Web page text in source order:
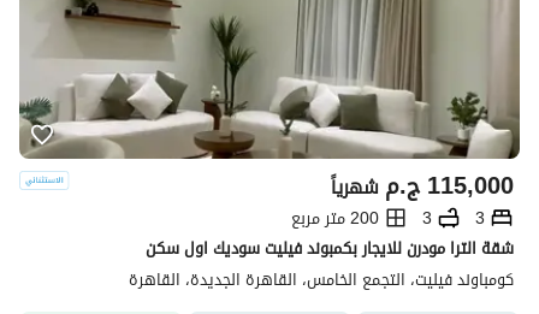
ج.م115,000 شهرياً
3
3
200 متر مربع
شقة الترا مودرن للايجار بكمبوند فيليت سوديك اول سكن
كومباوند فيليت، التجمع الخامس، القاهرة الجديدة، القاهرة